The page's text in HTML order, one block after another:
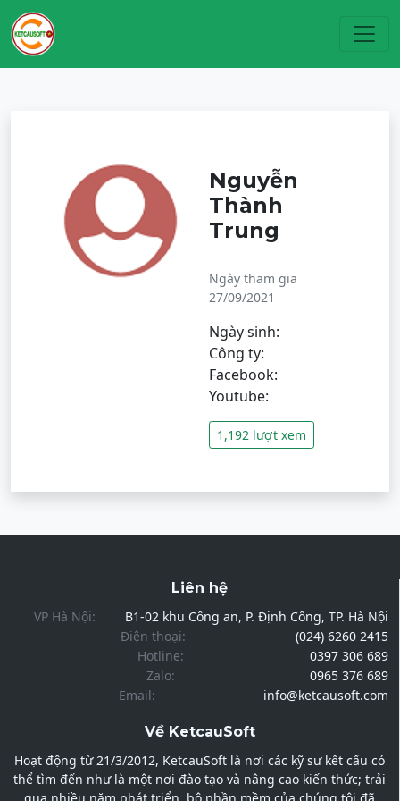
Nguyễn
Thành
Trung
Ngày tham gia
27/09/2021
Ngày sinh:
Công ty:
Facebook:
Youtube:
1,192 lượt xem
Liên hệ
VP Hà Nội:
B1-02 khu Công an, P. Định Công, TP. Hà Nội
Điện thoại:
(024) 6260 2415
Hotline:
0397 306 689
Zalo:
0965 376 689
Email:
info@ketcausoft.com
Về KetcauSoft
Hoạt động từ 21/3/2012, KetcauSoft là nơi các kỹ sư kết cấu có
thể tìm đến như là một nơi đào tạo và nâng cao kiến thức; trải